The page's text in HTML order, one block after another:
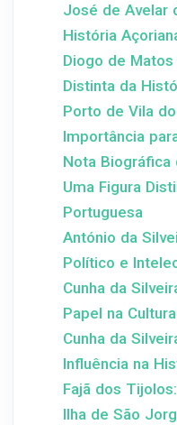
José de Avelar
História
Diogo de Matos
Distinta da
Porto de Vila
Importância
Nota Biográfica
Uma Figura
Portuguesa
António da
Político e
Cunha da
Papel na
Cunha da
Influência na
Fajã dos
Ilha de São